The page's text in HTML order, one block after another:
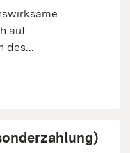
auf
des...